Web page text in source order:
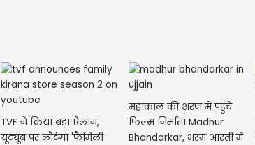
TVF ने किया बड़ा ऐलान,
यूट्यूब पर लौटेगा 'फैमिली
महाकाल की शरण में पहुंचे
फिल्म निर्माता Madhur
Bhandarkar, भस्म आरती में